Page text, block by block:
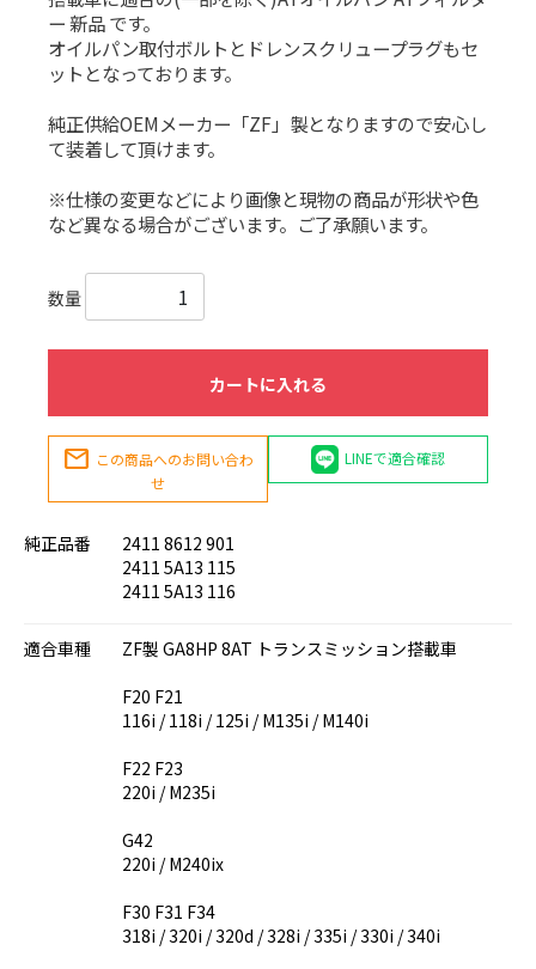
ー 新品 です。
オイルパン取付ボルトとドレンスクリュープラグもセ
ットとなっております。
純正供給OEMメーカー「ZF」製となりますので安心し
て装着して頂けます。
※仕様の変更などにより画像と現物の商品が形状や色
など異なる場合がございます。ご了承願います。
数量
カートに入れる
mail この商品へのお問い合わ
せ
LINEで適合確認
純正品番
2411 8612 901
2411 5A13 115
2411 5A13 116
適合車種
ZF製 GA8HP 8AT トランスミッション搭載車
F20 F21
116i / 118i / 125i / M135i / M140i
F22 F23
220i / M235i
G42
220i / M240ix
F30 F31 F34
318i / 320i / 320d / 328i / 335i / 330i / 340i